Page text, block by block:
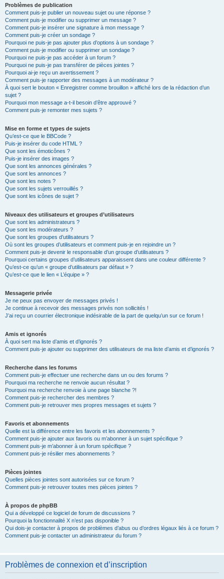
Problèmes de publication
Comment puis-je publier un nouveau sujet ou une réponse ?
Comment puis-je modifier ou supprimer un message ?
Comment puis-je insérer une signature à mon message ?
Comment puis-je créer un sondage ?
Pourquoi ne puis-je pas ajouter plus d’options à un sondage ?
Comment puis-je modifier ou supprimer un sondage ?
Pourquoi ne puis-je pas accéder à un forum ?
Pourquoi ne puis-je pas transférer de pièces jointes ?
Pourquoi ai-je reçu un avertissement ?
Comment puis-je rapporter des messages à un modérateur ?
À quoi sert le bouton « Enregistrer comme brouillon » affiché lors de la rédaction d’un
sujet ?
Pourquoi mon message a-t-il besoin d’être approuvé ?
Comment puis-je remonter mes sujets ?
Mise en forme et types de sujets
Qu’est-ce que le BBCode ?
Puis-je insérer du code HTML ?
Que sont les émoticônes ?
Puis-je insérer des images ?
Que sont les annonces générales ?
Que sont les annonces ?
Que sont les notes ?
Que sont les sujets verrouillés ?
Que sont les icônes de sujet ?
Niveaux des utilisateurs et groupes d’utilisateurs
Que sont les administrateurs ?
Que sont les modérateurs ?
Que sont les groupes d’utilisateurs ?
Où sont les groupes d’utilisateurs et comment puis-je en rejoindre un ?
Comment puis-je devenir le responsable d’un groupe d’utilisateurs ?
Pourquoi certains groupes d’utilisateurs apparaissent dans une couleur différente ?
Qu’est-ce qu’un « groupe d’utilisateurs par défaut » ?
Qu’est-ce que le lien « L’équipe » ?
Messagerie privée
Je ne peux pas envoyer de messages privés !
Je continue à recevoir des messages privés non sollicités !
J’ai reçu un courrier électronique indésirable de la part de quelqu’un sur ce forum !
Amis et ignorés
À quoi sert ma liste d’amis et d’ignorés ?
Comment puis-je ajouter ou supprimer des utilisateurs de ma liste d’amis et d’ignorés ?
Recherche dans les forums
Comment puis-je effectuer une recherche dans un ou des forums ?
Pourquoi ma recherche ne renvoie aucun résultat ?
Pourquoi ma recherche renvoie à une page blanche ?!
Comment puis-je rechercher des membres ?
Comment puis-je retrouver mes propres messages et sujets ?
Favoris et abonnements
Quelle est la différence entre les favoris et les abonnements ?
Comment puis-je ajouter aux favoris ou m’abonner à un sujet spécifique ?
Comment puis-je m’abonner à un forum spécifique ?
Comment puis-je résilier mes abonnements ?
Pièces jointes
Quelles pièces jointes sont autorisées sur ce forum ?
Comment puis-je retrouver toutes mes pièces jointes ?
À propos de phpBB
Qui a développé ce logiciel de forum de discussions ?
Pourquoi la fonctionnalité X n’est pas disponible ?
Qui dois-je contacter à propos de problèmes d’abus ou d’ordres légaux liés à ce forum ?
Comment puis-je contacter un administrateur du forum ?
Problèmes de connexion et d’inscription